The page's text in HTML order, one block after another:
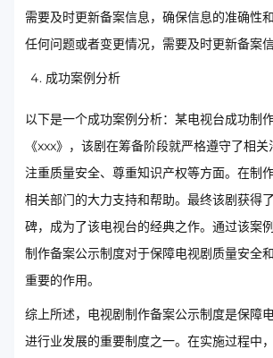
需要及时更新备案信息，确保信息的准确性
任何问题或者变更情况，需要及时更新备案信
成功案例分析
以下是一个成功案例分析：某电视台成功制
《xxx》，该剧在筹备阶段就严格遵守了相关
注重质量安全、尊重知识产权等方面。在制
相关部门的大力支持和帮助。最终该剧获得
碑，成为了该电视台的经典之作。通过该案
制作备案公示制度对于保障电视剧质量安全
重要的作用。
综上所述，电视剧制作备案公示制度是保障
进行业发展的重要制度之一。在实施过程中